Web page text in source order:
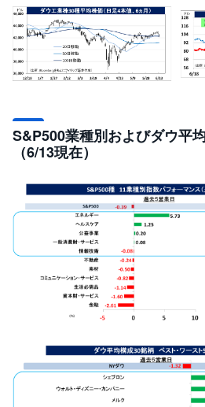
ー
ク
ン
S
プ
ロ
ア
ド
(
R
P
C
o
S&P500業種別およびダウ平
（6/13現在）